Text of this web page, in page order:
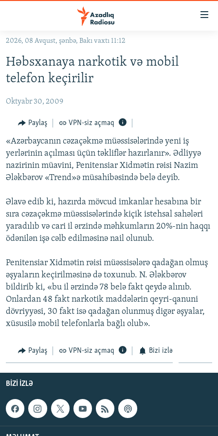
Əsas
qayıt
Əsas
qayıt
KORRUPSIOMETR
#ƏSLINDƏ
FƏRQƏ BAX
QANUNI DOĞRU
ARAŞDIRMA
MULTIMEDIA
FOTOQALEREYA
İNFOQRAFIKA
KARIKATURA
AZƏRBAYCAN ƏDƏBIYYATI KITABXANASI
İSLAM VƏ DEMOKRATIYA
İZ - MƏDƏNIYYƏT PROQRAMI
HAQQIMIZDA
MISSIYAMIZ
PEŞƏ ETIKASI VƏ JURNALISTIKA STANDARTLARIMIZ
MATERIALLARIMIZDAN ISTIFADƏ
AZADLIQRADIOSU MOBIL TELEFONUNUZDA
BIZIMLƏ ƏLAQƏ
XƏBƏR BÜLLETENLƏRIMIZ
BIZI IZLƏ
RFE/RL-in bütün saytları
2026, 08 Avqust, şənbə, Bakı vaxtı 11:12
Həbsxanaya narkotik və mobil
telefon keçirilir
Oktyabr 30, 2009
Paylaş VPN-siz açmaq
«Azərbaycanın cəzaçəkmə müəssisələrində yeni iş
yerlərinin açılması üçün təkliflər hazırlanır». Ədliyyə
nazirinin müavini, Penitensiar Xidmətin rəisi Nazim
Ələkbərov «Trend»ə müsahibəsində belə deyib.
Əlavə edib ki, hazırda mövcud imkanlar hesabına bir
sıra cəzaçəkmə müəssisələrində kiçik istehsal sahələri
yaradılıb və cari il ərzində məhkumların 20%-nin haqqı
ödənilən işə cəlb edilməsinə nail olunub.
Penitensiar Xidmətin rəisi müəssisələrə qadağan olmuş
əşyaların keçirilməsinə də toxunub. N. Ələkbərov
bildirib ki, «bu il ərzində 78 belə fakt qeydə alınıb.
Onlardan 48 fakt narkotik maddələrin qeyri-qanuni
dövriyyəsi, 30 fakt isə qadağan olunmuş digər əşyalar,
xüsusilə mobil telefonlarla bağlı olub».
Paylaş VPN-siz açmaq Bizi izlə
BIZI IZLƏ